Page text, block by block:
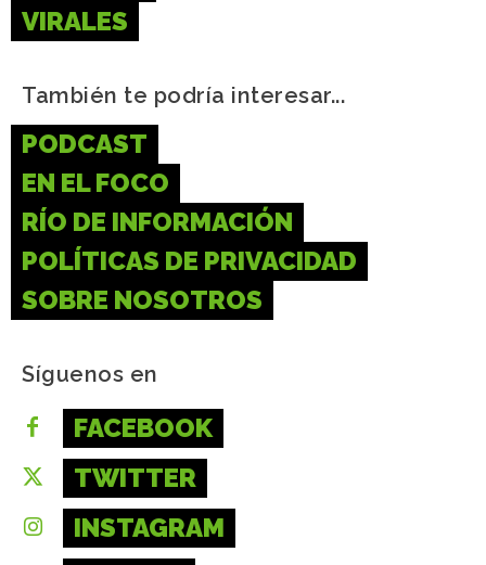
VIRALES
También te podría interesar...
PODCAST
EN EL FOCO
RÍO DE INFORMACIÓN
POLÍTICAS DE PRIVACIDAD
SOBRE NOSOTROS
Síguenos en
FACEBOOK
TWITTER
INSTAGRAM